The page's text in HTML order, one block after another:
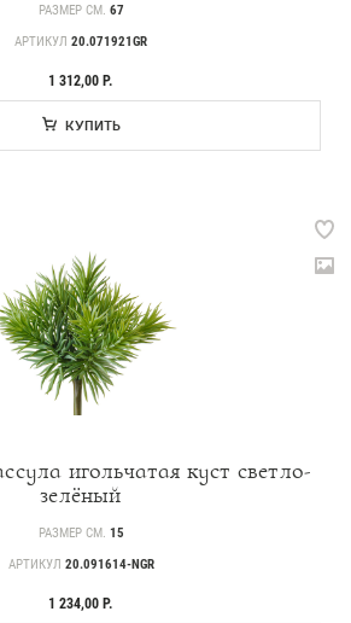
РАЗМЕР СМ. 67
АРТИКУЛ 20.071921GR
1 312,00 Р.
КУПИТЬ
игольчатая куст светло-
зелёный
РАЗМЕР СМ. 15
АРТИКУЛ 20.091614-NGR
1 234,00 Р.